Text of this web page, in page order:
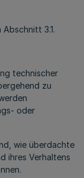
3.1.
technischer
zu
oder
wie überdachte
ihres Verhaltens